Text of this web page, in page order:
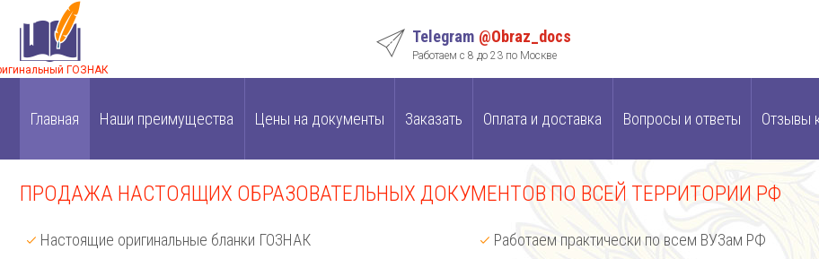
ГОЗНАК
Telegram @Obraz_docs
Работаем с 8 до 23 по Москве
Главная Наши преимущества Цены на документы Заказать Оплата и доставка Вопросы и ответы Отзывы
ПРОДАЖА НАСТОЯЩИХ ОБРАЗОВАТЕЛЬНЫХ ДОКУМЕНТОВ ПО ВСЕЙ ТЕРРИТОРИИ РФ
Настоящие оригинальные бланки ГОЗНАК
Работаем практически по всем ВУЗам РФ